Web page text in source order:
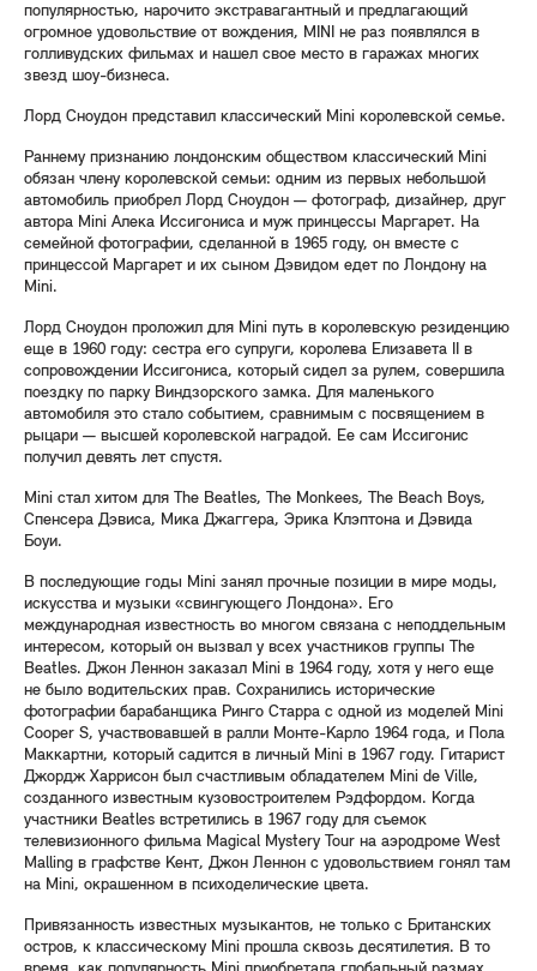
популярностью, нарочито экстравагантный и предлагающий
огромное удовольствие от вождения, MINI не раз появлялся в
голливудских фильмах и нашел свое место в гаражах многих
звезд шоу-бизнеса.
Лорд Сноудон представил классический Mini королевской семье.
Раннему признанию лондонским обществом классический Mini
обязан члену королевской семьи: одним из первых небольшой
автомобиль приобрел Лорд Сноудон — фотограф, дизайнер, друг
автора Mini Алека Иссигониса и муж принцессы Маргарет. На
семейной фотографии, сделанной в 1965 году, он вместе с
принцессой Маргарет и их сыном Дэвидом едет по Лондону на
Mini.
Лорд Сноудон проложил для Mini путь в королевскую резиденцию
еще в 1960 году: сестра его супруги, королева Елизавета II в
сопровождении Иссигониса, который сидел за рулем, совершила
поездку по парку Виндзорского замка. Для маленького
автомобиля это стало событием, сравнимым с посвящением в
рыцари — высшей королевской наградой. Ее сам Иссигонис
получил девять лет спустя.
Mini стал хитом для The Beatles, The Monkees, The Beach Boys,
Спенсера Дэвиса, Мика Джаггера, Эрика Клэптона и Дэвида
Боуи.
В последующие годы Mini занял прочные позиции в мире моды,
искусства и музыки «свингующего Лондона». Его
международная известность во многом связана с неподдельным
интересом, который он вызвал у всех участников группы The
Beatles. Джон Леннон заказал Mini в 1964 году, хотя у него еще
не было водительских прав. Сохранились исторические
фотографии барабанщика Ринго Старра с одной из моделей Mini
Cooper S, участвовавшей в ралли Монте-Карло 1964 года, и Пола
Маккартни, который садится в личный Mini в 1967 году. Гитарист
Джордж Харрисон был счастливым обладателем Mini de Ville,
созданного известным кузовостроителем Рэдфордом. Когда
участники Beatles встретились в 1967 году для съемок
телевизионного фильма Magical Mystery Tour на аэродроме West
Malling в графстве Кент, Джон Леннон с удовольствием гонял там
на Mini, окрашенном в психоделические цвета.
Привязанность известных музыкантов, не только с Британских
остров, к классическому Mini прошла сквозь десятилетия. В то